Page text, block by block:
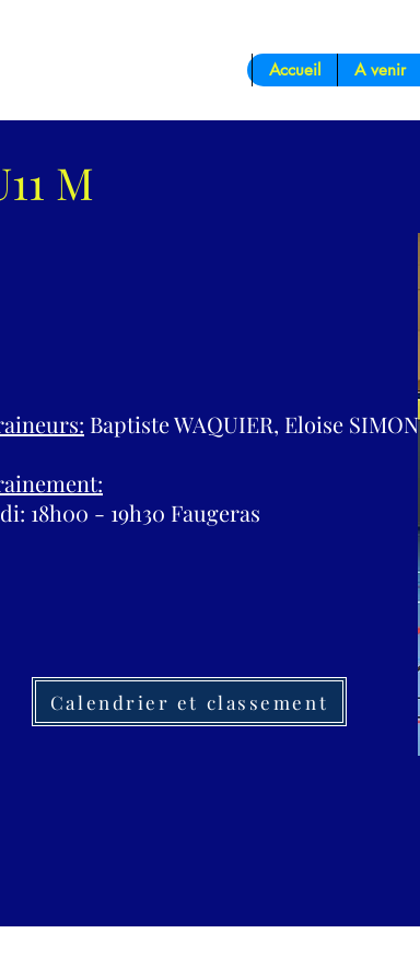
Accueil A venir
M
Baptiste WAQUIER, Eloise SIMON
18h00 - 19h30 Faugeras
Calendrier et classement